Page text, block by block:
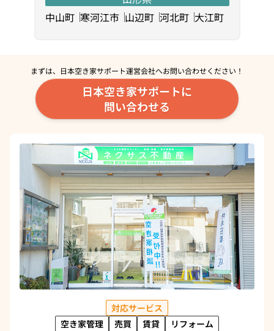
中山町 寒河江市 山辺町 河北町 大江町
まずは、日本空き家サポート運営会社へお問い合わせください！
日本空き家サポートに
問い合わせる
対応サービス
空き家管理
売買 賃貸
リフォーム